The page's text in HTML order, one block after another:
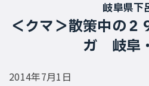
岐阜県下
＜クマ＞散策中の２
ガ 岐阜
2014年7月1日